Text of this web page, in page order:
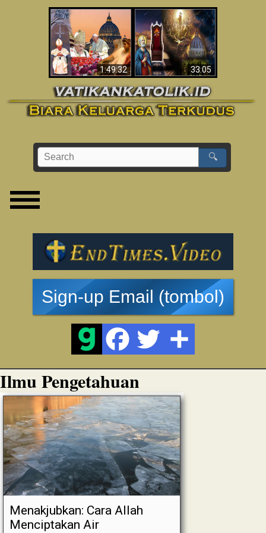
1:49:32
Wahyu di Vatikan
Sekarang
33:05
Apakah Alkitab
Memprediksikan 70
Tahun Tanpa
Seorang Paus?
🔍
Sign-up Email (tombol)
Ilmu Pengetahuan
Menakjubkan: Cara Allah
Menciptakan Air